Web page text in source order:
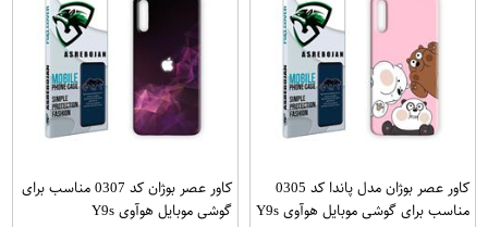
کاور عصر بوژان مدل پاندا کد 0305
مناسب برای گوشی موبایل هوآوی Y9s
کاور عصر بوژان کد 0307 مناسب برای
گوشی موبایل هوآوی Y9s